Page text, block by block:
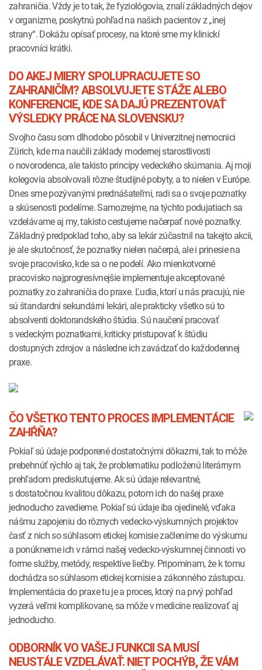
zahraničia. Vždy je to tak, že fyziológovia, znalí základných dejov
v organizme, poskytnú pohľad na našich pacientov z „inej
strany“. Dokážu opísať procesy, na ktoré sme my klinickí
pracovníci krátki.
DO AKEJ MIERY SPOLUPRACUJETE SO
ZAHRANIČÍM? ABSOLVUJETE STÁŽE ALEBO
KONFERENCIE, KDE SA DAJÚ PREZENTOVAŤ
VÝSLEDKY PRÁCE NA SLOVENSKU?
Svojho času som dlhodobo pôsobil v Univerzitnej nemocnici
Zürich, kde ma naučili základy modernej starostlivosti
o novorodenca, ale takisto princípy vedeckého skúmania. Aj moji
kolegovia absolvovali rôzne študijné pobyty, a to nielen v Európe.
Dnes sme pozývanými prednášateľmi, radi sa o svoje poznatky
a skúsenosti podelíme. Samozrejme, na týchto podujatiach sa
vzdelávame aj my, takisto cestujeme načerpať nové poznatky.
Základný predpoklad toho, aby sa lekár zúčastnil na takejto akcii,
je ale skutočnosť, že poznatky nielen načerpá, ale i prinesie na
svoje pracovisko, kde sa o ne podelí. Ako mienkotvorné
pracovisko najprogresívnejšie implementuje akceptované
poznatky zo zahraničia do praxe. Ľudia, ktorí u nás pracujú, nie
sú štandardní sekundárni lekári, ale prakticky všetko sú to
absolventi doktorandského štúdia. Sú naučení pracovať
s vedeckým poznatkami, kriticky pristupovať k štúdiu
dostupných zdrojov a následne ich zavádzať do každodennej
praxe.
ČO VŠETKO TENTO PROCES IMPLEMENTÁCIE
ZAHŔŇA?
Pokiaľ sú údaje podporené dostatočnými dôkazmi, tak to môže
prebehnúť rýchlo aj tak, že problematiku podloženú literárnym
prehľadom prediskutujeme. Ak sú údaje relevantné,
s dostatočnou kvalitou dôkazu, potom ich do našej praxe
jednoducho zavedieme. Pokiaľ sú údaje iba ojedinelé, vďaka
nášmu zapojeniu do rôznych vedecko-výskumných projektov
časť z nich so súhlasom etickej komisie začleníme do výskumu
a ponúkneme ich v rámci našej vedecko-výskumnej činnosti vo
forme služby, metódy, respektíve liečby. Pripomínam, že k tomu
dochádza so súhlasom etickej komisie a zákonného zástupcu.
Implementácia do praxe tu je a proces, ktorý na prvý pohľad
vyzerá veľmi komplikovane, sa môže v medicíne realizovať aj
jednoducho.
ODBORNÍK VO VAŠEJ FUNKCII SA MUSÍ
NEUSTÁLE VZDELÁVAŤ. NIET POCHÝB, ŽE VÁM